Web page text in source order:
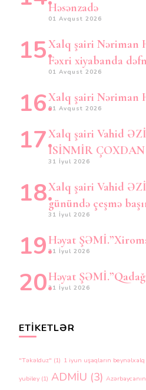
Həsənzadə
01 Avqust 2026
Xalq şairi Nəriman
Fəxri xiyabanda
01 Avqust 2026
Xalq şairi Nəriman
01 Avqust 2026
Xalq şairi Vahid
İSİNMİR
31 İyul 2026
Xalq şairi Vahid
günündə çeşmə
31 İyul 2026
Həyat
31 İyul 2026
Həyat
31 İyul 2026
ETIKETLƏR
"Təkəlduz" (1) 1 iyun uşaqların
yubiley (1) ADMİU (3)